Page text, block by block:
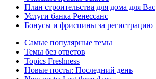
План строительства для дома для Вас
Услуги банка Ренессанс
Бонусы и фриспины за регистрацию
Самые популярные темы
Темы без ответов
Topics Freshness
Новые посты: Последний день